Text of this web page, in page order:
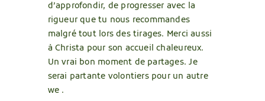
d’approfondir, de progresser avec la
rigueur que tu nous recommandes
malgré tout lors des tirages. Merci aussi
à Christa pour son accueil chaleureux.
Un vrai bon moment de partages. Je
serai partante volontiers pour un autre
we .